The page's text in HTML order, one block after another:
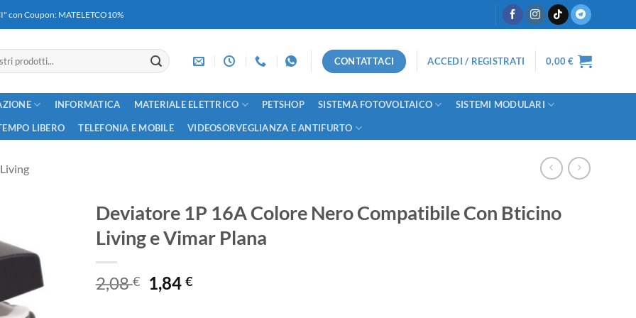
con Coupon: MATELETCO10%
CONTATTACI ACCEDI / REGISTRATI 0,00€
INFORMATICA MATERIALE ELETTRICO PETSHOP SISTEMA FOTOVOLTAICO SISTEMI MODULARI
LIBERO TELEFONIA E MOBILE VIDEOSORVEGLIANZA E ANTIFURTO
Deviatore 1P 16A Colore Nero Compatibile Con Bticino
Living e Vimar Plana
2,08€
Il
prezzo
1,84€Il